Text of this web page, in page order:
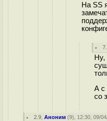
На SS
Ну,
А с
со
2.9 ,Аноним (9), 12:30, 09/